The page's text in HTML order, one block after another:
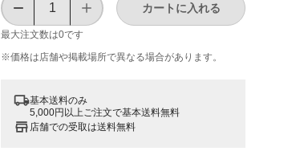
最大注文数は0です
カートに入れる
※価格は​店舗や​掲載場所で​異なる​場合が​あります。
基本送料のみ
5,000円以上ご注文で基本送料無料
店舗での受取は送料無料